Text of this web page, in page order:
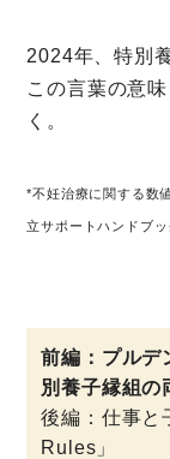
ミモ
利用規
2024年、特別
この言葉の意
く。
*不妊治療に関する数
立サポートハンドブ
前編：プルデ
別養子縁組の
後編：仕事と
Rules」